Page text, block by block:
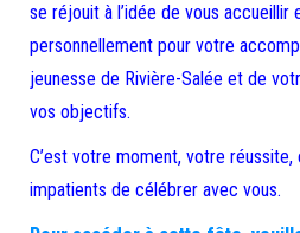
se réjouit à l’idée de vous
personnellement pour votre
jeunesse de Rivière-Salée et de
vos objectifs.
C’est votre moment, votre réussite,
impatients de célébrer avec vous.